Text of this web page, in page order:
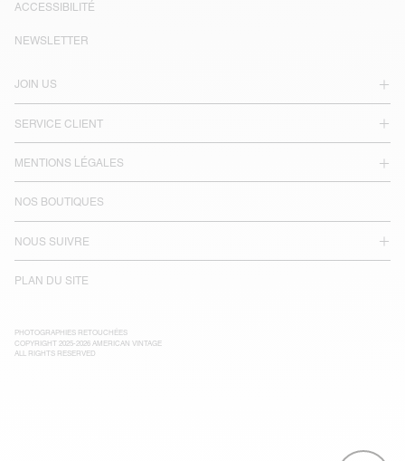
ACCESSIBILITÉ
JOIN US
SERVICE CLIENT
MENTIONS LÉGALES
NOS BOUTIQUES
NOUS SUIVRE
PLAN DU SITE
NEWSLETTER
PHOTOGRAPHIES RETOUCHÉES
COPYRIGHT 2025-2026 AMERICAN VINTAGE
ALL RIGHTS RESERVED